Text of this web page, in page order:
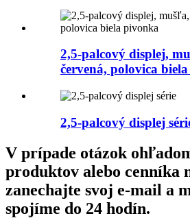
2,5-palcový displej,
červená, polovica
2,5-palcový displej
V prípade otázok
produktov alebo cenníka
zanechajte svoj e-mail a
spojíme do 24 hodín.